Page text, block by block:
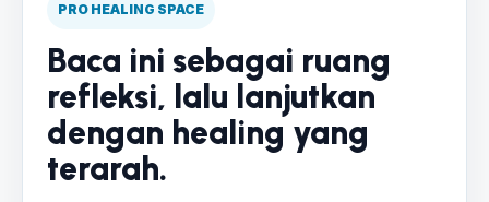
PRO HEALING SPACE
Baca ini sebagai ruang
refleksi, lalu lanjutkan
dengan healing yang
terarah.